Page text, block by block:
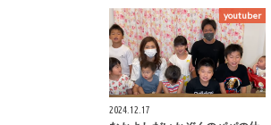
youtuber
2024.12.17